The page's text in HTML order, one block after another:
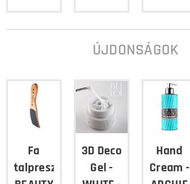
ÚJDONSÁGOK
Fa
talpreszelő
3D Deco
Gel -
Hand
Cream -